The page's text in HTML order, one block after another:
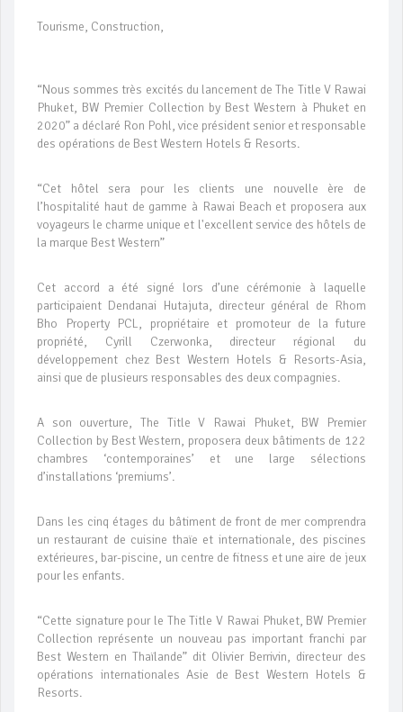
Tourisme, Construction,
“Nous sommes très excités du lancement de The Title V Rawai
Phuket, BW Premier Collection by Best Western à Phuket en
2020” a déclaré Ron Pohl, vice président senior et responsable
des opérations de Best Western Hotels & Resorts.
“Cet hôtel sera pour les clients une nouvelle ère de
l’hospitalité haut de gamme à Rawai Beach et proposera aux
voyageurs le charme unique et l'excellent service des hôtels de
la marque Best Western”
Cet accord a été signé lors d’une cérémonie à laquelle
participaient Dendanai Hutajuta, directeur général de Rhom
Bho Property PCL, propriétaire et promoteur de la future
propriété, Cyrill Czerwonka, directeur régional du
développement chez Best Western Hotels & Resorts-Asia,
ainsi que de plusieurs responsables des deux compagnies.
A son ouverture, The Title V Rawai Phuket, BW Premier
Collection by Best Western, proposera deux bâtiments de 122
chambres ‘contemporaines’ et une large sélections
d’installations ‘premiums’.
Dans les cinq étages du bâtiment de front de mer comprendra
un restaurant de cuisine thaïe et internationale, des piscines
extérieures, bar-piscine, un centre de fitness et une aire de jeux
pour les enfants.
“Cette signature pour le The Title V Rawai Phuket, BW Premier
Collection représente un nouveau pas important franchi par
Best Western en Thaïlande” dit Olivier Berrivin, directeur des
opérations internationales Asie de Best Western Hotels &
Resorts.